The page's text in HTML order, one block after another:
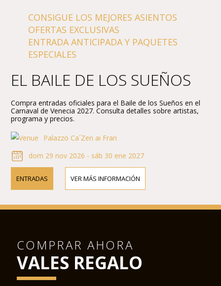
CONSIGUE LOS MEJORES ASIENTOS
OFERTAS EXCLUSIVAS
ENTRADA ANTICIPADA Y PAQUETES
ESPECIALES
EL BAILE DE LOS SUEÑOS
Compra entradas oficiales para el Baile de los Sueños en el
Carnaval de Venecia 2027. Consulta detalles sobre artistas,
programa y precios.
Palazzo Ca´Zen ai Frari
dom 29 nov 2026 - sáb 30 ene 2027
ENTRADAS VER MÁS INFORMACIÓN
COMPRAR AHORA
VALES REGALO